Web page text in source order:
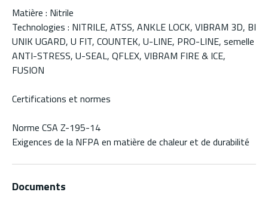
Matière : Nitrile
Technologies : NITRILE, ATSS, ANKLE LOCK, VIBRAM 3D, BI
UNIK UGARD, U FIT, COUNTEK, U-LINE, PRO-LINE, semelle
ANTI-STRESS, U-SEAL, QFLEX, VIBRAM FIRE & ICE,
FUSION
Certifications et normes
Norme CSA Z-195-14
Exigences de la NFPA en matière de chaleur et de durabilité
Documents